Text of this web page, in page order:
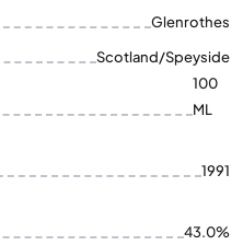
Glenrothes
Scotland/Speyside
100
ML
1991
43.0%